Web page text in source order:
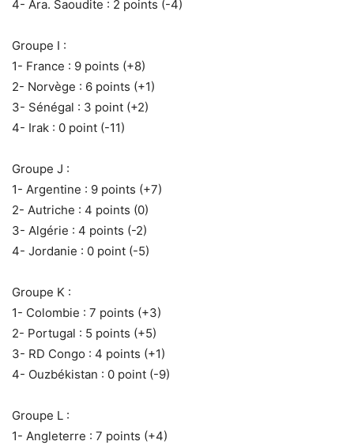
‎4- Ara. Saoudite : 2 points (-4)
Groupe I :
‎1- France : 9 points (+8)
‎2- Norvège : 6 points (+1)
‎3- Sénégal : 3 point (+2)
‎4- Irak : 0 point (-11)
Groupe J :
‎1- Argentine : 9 points (+7)
‎2- Autriche : 4 points (0)
‎3- Algérie : 4 points (-2)
‎4- Jordanie : 0 point (-5)
Groupe K :
‎1- Colombie : 7 points (+3)
‎2- Portugal : 5 points (+5)
‎3- RD Congo : 4 points (+1)
‎4- Ouzbékistan : 0 point (-9)
Groupe L :
‎1- Angleterre : 7 points (+4)